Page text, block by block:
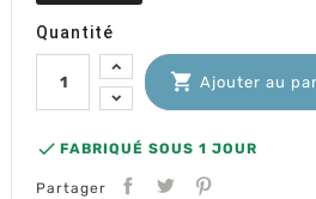
Quantité
 Ajouter au
 FABRIQUÉ SOUS 1 JOUR
Partager